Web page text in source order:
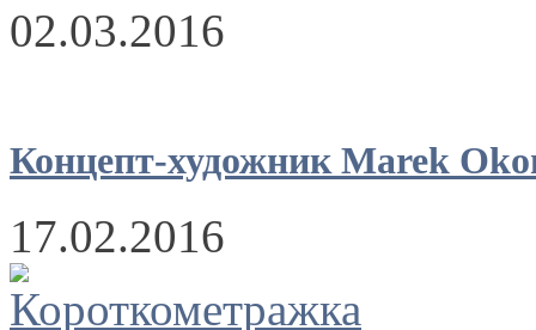
02.03.2016
Концепт-художник Marek
17.02.2016